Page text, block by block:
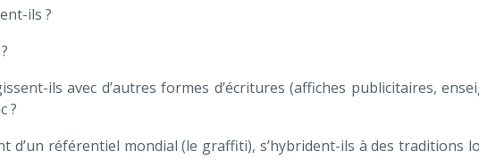
ils ?
ils avec d’autres formes d’écritures (affiches publicitaires,
?
d’un référentiel mondial (le graffiti), s’hybrident-ils à des traditions